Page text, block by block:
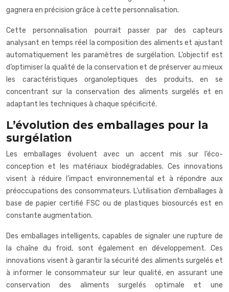
gagnera en précision grâce à cette personnalisation.
Cette personnalisation pourrait passer par des capteurs
analysant en temps réel la composition des aliments et ajustant
automatiquement les paramètres de surgélation. L’objectif est
d’optimiser la qualité de la conservation et de préserver au mieux
les caractéristiques organoleptiques des produits, en se
concentrant sur la conservation des aliments surgelés et en
adaptant les techniques à chaque spécificité.
L’évolution des emballages pour la
surgélation
Les emballages évoluent avec un accent mis sur l’éco-
conception et les matériaux biodégradables. Ces innovations
visent à réduire l’impact environnemental et à répondre aux
préoccupations des consommateurs. L’utilisation d’emballages à
base de papier certifié FSC ou de plastiques biosourcés est en
constante augmentation.
Des emballages intelligents, capables de signaler une rupture de
la chaîne du froid, sont également en développement. Ces
innovations visent à garantir la sécurité des aliments surgelés et
à informer le consommateur sur leur qualité, en assurant une
conservation des aliments surgelés optimale et une